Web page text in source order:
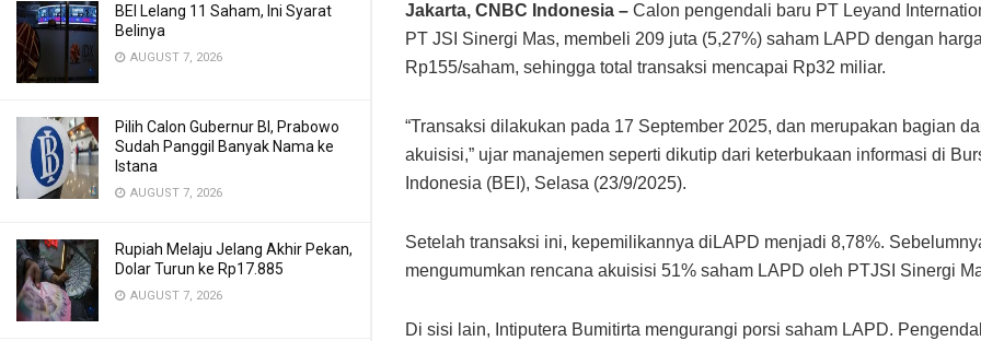
BEI Lelang 11 Saham, Ini Syarat
Belinya
AUGUST 7, 2026
Pilih Calon Gubernur BI, Prabowo
Sudah Panggil Banyak Nama ke
Istana
AUGUST 7, 2026
Rupiah Melaju Jelang Akhir Pekan,
Dolar Turun ke Rp17.885
AUGUST 7, 2026
Jakarta, CNBC Indonesia – Calon pengendali baru PT Leyand
PT JSI Sinergi Mas, membeli 209 juta (5,27%) saham LAPD dengan harga
Rp155/saham, sehingga total transaksi mencapai Rp32 miliar.
“Transaksi dilakukan pada 17 September 2025, dan merupakan bagian
akuisisi,” ujar manajemen seperti dikutip dari keterbukaan informasi di
Indonesia (BEI), Selasa (23/9/2025).
Setelah transaksi ini, kepemilikannya diLAPD menjadi 8,78%.
mengumumkan rencana akuisisi 51% saham LAPD oleh PTJSI Sinergi
Di sisi lain, Intiputera Bumitirta mengurangi porsi saham LAPD.